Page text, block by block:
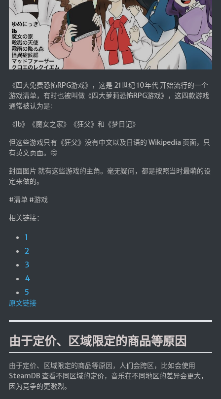
《四大免费恐怖RPG游戏》，这是 21世纪 10年代 开始流行的一个
游戏清单，有时也被叫做《四大萝莉恐怖RPG游戏》，这四款游戏
通常被认为是:
《Ib》《魔女之家》《狂父》和《梦日记》
但这些游戏只有《狂父》没有中文以及日语的 Wikipedia 页面，只
有英文页面。🤔
封面图片 就有这些游戏的主角。毫无疑问，都是按照当时最萌的设
定来做的。
#清单 #游戏
相关链接：
1
2
3
4
5
原文链接
由于定价、区域限定的商品等原因
由于定价、区域限定的商品等原因，人们会跨区，比如会使用
SteamDB 查看不同区域的定价，音乐在不同地区的差异会更大，
因为竞争的更激烈。